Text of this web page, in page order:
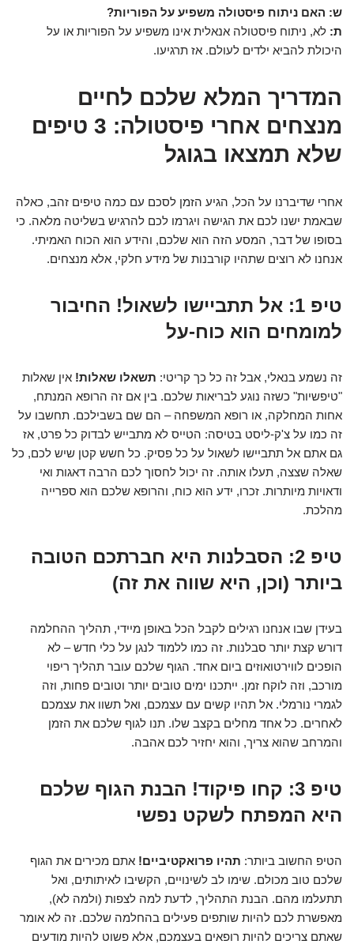
ש: האם ניתוח פיסטולה משפיע על הפוריות?
ת: לא, ניתוח פיסטולה אנאלית אינו משפיע על הפוריות או על
היכולת להביא ילדים לעולם. אז תרגיעו.
המדריך המלא שלכם לחיים
מנצחים אחרי פיסטולה: 3 טיפים
שלא תמצאו בגוגל
אחרי שדיברנו על הכל, הגיע הזמן לסכם עם כמה טיפים זהב, כאלה
שבאמת ישנו לכם את הגישה ויגרמו לכם להרגיש בשליטה מלאה. כי
בסופו של דבר, המסע הזה הוא שלכם, והידע הוא הכוח האמיתי.
אנחנו לא רוצים שתהיו קורבנות של מידע חלקי, אלא מנצחים.
טיפ 1: אל תתביישו לשאול! החיבור
למומחים הוא כוח-על
זה נשמע בנאלי, אבל זה כל כך קריטי: תשאלו שאלות! אין שאלות
"טיפשיות" כשזה נוגע לבריאות שלכם. בין אם זה הרופא המנתח,
אחות המחלקה, או רופא המשפחה – הם שם בשבילכם. תחשבו על
זה כמו על צ'ק-ליסט בטיסה: הטייס לא מתבייש לבדוק כל פרט, אז
גם אתם אל תתביישו לשאול על כל פסיק. כל חשש קטן שיש לכם, כל
שאלה שצצה, תעלו אותה. זה יכול לחסוך לכם הרבה דאגות ואי
ודאויות מיותרות. זכרו, ידע הוא כוח, והרופא שלכם הוא ספרייה
מהלכת.
טיפ 2: הסבלנות היא חברתכם הטובה
ביותר (וכן, היא שווה את זה)
בעידן שבו אנחנו רגילים לקבל הכל באופן מיידי, תהליך ההחלמה
דורש קצת יותר סבלנות. זה כמו ללמוד לנגן על כלי חדש – לא
הופכים לווירטואוזים ביום אחד. הגוף שלכם עובר תהליך ריפוי
מורכב, וזה לוקח זמן. ייתכנו ימים טובים יותר וטובים פחות, וזה
לגמרי נורמלי. אל תהיו קשים עם עצמכם, ואל תשוו את עצמכם
לאחרים. כל אחד מחלים בקצב שלו. תנו לגוף שלכם את הזמן
והמרחב שהוא צריך, והוא יחזיר לכם אהבה.
טיפ 3: קחו פיקוד! הבנת הגוף שלכם
היא המפתח לשקט נפשי
הטיפ החשוב ביותר: תהיו פרואקטיביים! אתם מכירים את הגוף
שלכם טוב מכולם. שימו לב לשינויים, הקשיבו לאיתותים, ואל
תתעלמו מהם. הבנת התהליך, לדעת למה לצפות (ולמה לא),
מאפשרת לכם להיות שותפים פעילים בהחלמה שלכם. זה לא אומר
שאתם צריכים להיות רופאים בעצמכם, אלא פשוט להיות מודעים